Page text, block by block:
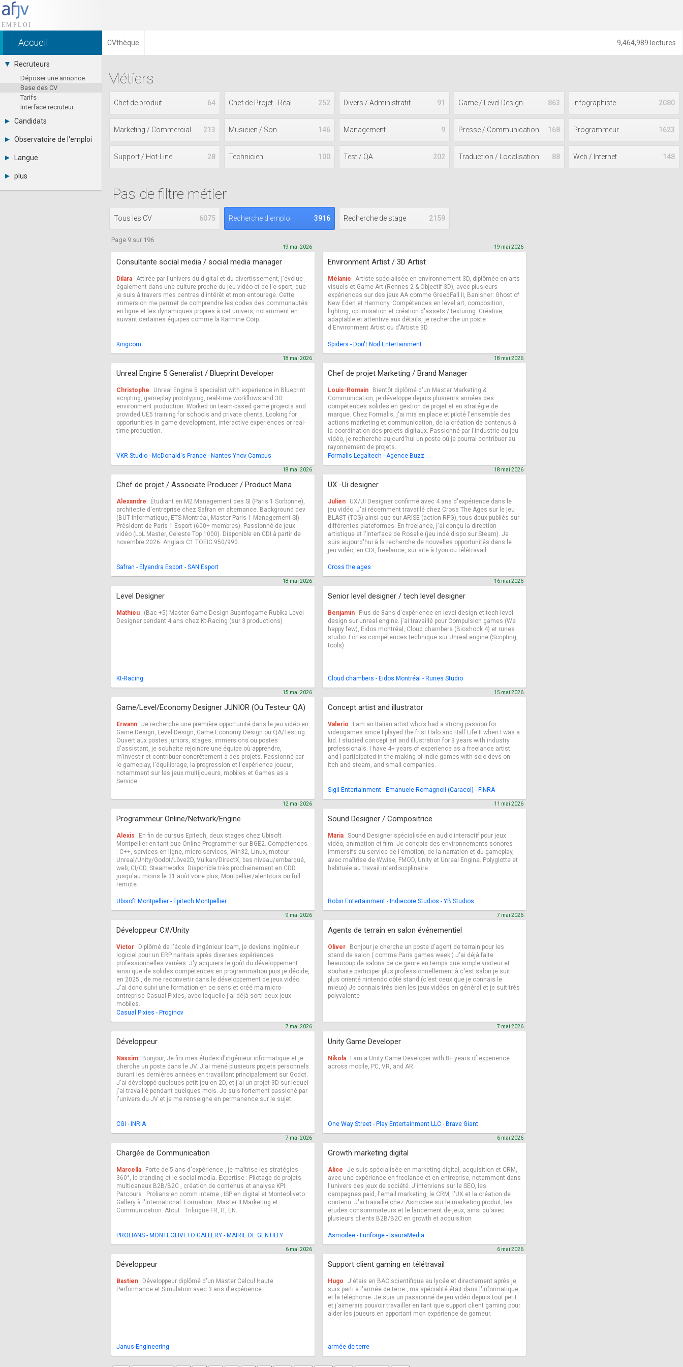
9,464,989 lectures
Accueil CVthèque
Recruteurs
Déposer une annonce
Base des CV
Tarifs
Interface recruteur
Candidats
Consulter les annonces
Connexion
Observatoire de l'emploi
Par métier
Par contrat
Langue
Español
plus
Actualités
Métiers
64
Chef de produit 252
Chef de Projet - Réal. 91
Divers / Administratif 863
Game / Level Design 2080
Infographiste
213
Marketing / Commercial 146
Musicien / Son 9
Management 168
Presse / Communication 1623
Programmeur
28
Support / Hot-Line 100
Technicien 202
Test / QA 88
Traduction / Localisation 148
Web / Internet
Pas de filtre métier
6075
Tous les CV 3916
Recherche d'emploi 2159
Recherche de stage
Page 9 sur 196
Consultante social media / social media manager
19 mai 2026
Dilara Attirée par l'univers du digital et du divertissement, j'évolue
également dans une culture proche du jeu vidéo et de l'e-sport, que
je suis à travers mes centres d'intérêt et mon entourage. Cette
immersion me permet de comprendre les codes des communautés
en ligne et les dynamiques propres à cet univers, notamment en
suivant certaines équipes comme la Karmine Corp.
Kingcom
Environment Artist / 3D Artist
19 mai 2026
Mélanie
Artiste spécialisée en environnement 3D, diplômée en arts
visuels et Game Art (Rennes 2 & Objectif 3D), avec plusieurs
expériences sur des jeux AA comme GreedFall II, Banisher: Ghost of
New Eden et Harmony. Compétences en level art, composition,
lighting, optimisation et création d'assets / texturing. Créative,
adaptable et attentive aux détails, je recherche un poste
d'Environment Artist ou d'Artiste 3D.
Spiders - Don't Nod Entertainment
Unreal Engine 5 Generalist / Blueprint Developer
18 mai 2026
Christophe
Unreal Engine 5 specialist with experience in Blueprint
scripting, gameplay prototyping, real-time workflows and 3D
environment production. Worked on team-based game projects and
provided UE5 training for schools and private clients. Looking for
opportunities in game development, interactive experiences or real-
time production.
VKR Studio - McDonald's France - Nantes Ynov Campus
Chef de projet Marketing / Brand Manager
18 mai 2026
Louis-Romain
Bientôt diplômé d'un Master Marketing &
Communication, je développe depuis plusieurs années des
compétences solides en gestion de projet et en stratégie de
marque. Chez Formalis, j'ai mis en place et piloté l'ensemble des
actions marketing et communication, de la création de contenus à
la coordination des projets digitaux. Passionné par l'industrie du jeu
vidéo, je recherche aujourd'hui un poste où je pourrai contribuer au
rayonnement de projets.
Formalis Legaltech - Agence Buzz
Chef de projet / Associate Producer / Product Mana
18 mai 2026
Alexandre
Étudiant en M2 Management des SI (Paris 1 Sorbonne),
architecte d'entreprise chez Safran en alternance. Background dev
(BUT Informatique, ETS Montréal, Master Paris 1 Management SI).
Président de Paris 1 Esport (600+ membres). Passionné de jeux
vidéo (LoL Master, Celeste Top 1000). Disponible en CDI à partir de
novembre 2026. Anglais C1 TOEIC 950/990.
Safran - Elyandra Esport - SAN Esport
UX -Ui designer
18 mai 2026
Julien
UX/UI Designer confirmé avec 4 ans d'expérience dans le
jeu vidéo. J'ai récemment travaillé chez Cross The Ages sur le jeu
BLAST (TCG) ainsi que sur ARISE (action-RPG), tous deux publiés sur
différentes plateformes. En freelance, j'ai conçu la direction
artistique et l'interface de Rosalie (jeu indé dispo sur Steam). Je
suis aujourd'hui à la recherche de nouvelles opportunités dans le
jeu vidéo, en CDI, freelance, sur site à Lyon ou télétravail.
Cross the ages
Level Designer
18 mai 2026
Mathieu
(Bac +5) Master Game Design Supinfogame Rubika Level
Designer pendant 4 ans chez Kt-Racing (sur 3 productions)
Kt-Racing
Senior level designer / tech level designer
16 mai 2026
Benjamin
Plus de 8ans d'expérience en level design et tech level
design sur unreal engine. j'ai travaillé pour Compulsion games (We
happy few), Eidos montréal, Cloud chambers (Bioshock 4) et runes
studio. Fortes compétences technique sur Unreal engine (Scripting,
tools)
Cloud chambers - Eidos Montréal - Runes Studio
Game/Level/Economy Designer JUNIOR (Ou Testeur QA)
15 mai 2026
Erwann Je recherche une première opportunité dans le jeu vidéo en
Game Design, Level Design, Game Economy Design ou QA/Testing.
Ouvert aux postes juniors, stages, immersions ou postes
d'assistant, je souhaite rejoindre une équipe où apprendre,
m'investir et contribuer concrètement à des projets. Passionné par
le gameplay, l'équilibrage, la progression et l'expérience joueur,
notamment sur les jeux multijoueurs, mobiles et Games as a
Service.
Concept artist and illustrator
15 mai 2026
Valerio
I am an Italian artist who's had a strong passion for
videogames since I played the frist Halo and Half Life II when I was a
kid. I studied concept art and illustration for 3 years with industry
professionals. I have 4+ years of experience as a freelance artist
and I participated in the making of indie games with solo devs on
itch and steam, and small companies.
Sigil Entertainment - Emanuele Romagnoli (Caracol) - FINRA
Programmeur Online/Network/Engine
12 mai 2026
Alexis
En fin de cursus Epitech, deux stages chez Ubisoft
Montpellier en tant que Online Programmer sur BGE2. Compétences
: C++, services en ligne, micro-services, Win32, Linux, moteur
Unreal/Unity/Godot/Löve2D, Vulkan/DirectX, bas niveau/embarqué,
web, CI/CD, Steamworks. Disponible très prochainement en CDD
jusqu'au moins le 31 août voire plus, Montpellier/alentours ou full
remote.
Ubisoft Montpellier - Epitech Montpellier
Sound Designer / Compositrice
11 mai 2026
Maria Sound Designer spécialisée en audio interactif pour jeux
vidéo, animation et film. Je conçois des environnements sonores
immersifs au service de l'émotion, de la narration et du gameplay,
avec maîtrise de Wwise, FMOD, Unity et Unreal Engine. Polyglotte et
habituée au travail interdisciplinaire.
Robin Entertainment - Indiecore Studios - YB Studios
Développeur C#/Unity
9 mai 2026
Victor
Diplômé de l'école d'ingénieur Icam, je deviens ingénieur
logiciel pour un ERP nantais après diverses expériences
professionnelles variées. J'y acquiers le goût du développement
ainsi que de solides compétences en programmation puis je décide,
en 2025 , de me reconvertir dans le développement de jeux vidéo.
J'ai donc suivi une formation en ce sens et créé ma micro-
entreprise Casual Pixies, avec laquelle j'ai déjà sorti deux jeux
mobiles.
Casual Pixies - Proginov
Agents de terrain en salon événementiel
7 mai 2026
Oliver
Bonjour je cherche un poste d'agent de terrain pour les
stand de salon ( comme Paris games week ) J'ai déjà faite
beaucoup de salons de ce genre en temps que simple visiteur et
souhaite participer plus professionnellement à c'est salon je suit
plus orienté nintendo côté stand (c'est ceux que je connais le
mieux) Je connais très bien les jeux vidéos en général et je suit très
polyvalente
Développeur
7 mai 2026
Nassim
Bonjour, Je fini mes études d'ingénieur informatique et je
cherche un poste dans le JV. J'ai mené plusieurs projets personnels
durant les dernières années en travaillant principalement sur Godot.
J'ai développé quelques petit jeu en 2D, et j'ai un projet 3D sur lequel
j'ai travaillé pendant quelques mois. Je suis fortement passioné par
l'univers du JV et je me renseigne en permanence sur le sujet.
CGI - INRIA
Unity Game Developer
7 mai 2026
Nikola
I am a Unity Game Developer with 8+ years of experience
across mobile, PC, VR, and AR.
One Way Street - Play Entertainment LLC - Brave Giant
Chargée de Communication
7 mai 2026
Marcella
Forte de 5 ans d'expérience , je maîtrise les stratégies
360°, le branding et le social media. Expertise : Pilotage de projets
multicanaux B2B/B2C , création de contenus et analyse KPI.
Parcours : Prolians en comm interne , ISP en digital et Monteoliveto
Gallery à l'international. Formation : Master II Marketing et
Communication. Atout : Trilingue FR, IT, EN.
PROLIANS - MONTEOLIVETO GALLERY - MAIRIE DE GENTILLY
Growth marketing digital
6 mai 2026
Alice
Je suis spécialisée en marketing digital, acquisition et CRM,
avec une expérience en freelance et en entreprise, notamment dans
l'univers des jeux de société. J'interviens sur le SEO, les
campagnes paid, l'email marketing, le CRM, l'UX et la création de
contenu. J'ai travaillé chez Asmodee sur le marketing produit, les
études consommateurs et le lancement de jeux, ainsi qu'avec
plusieurs clients B2B/B2C en growth et acquisition
Asmodee - Funforge - IsauraMedia
Développeur
6 mai 2026
Bastien
Développeur diplômé d'un Master Calcul Haute
Performance et Simulation avec 3 ans d'expérience
Janus-Engineering
Support client gaming en télétravail
6 mai 2026
Hugo
J'étais en BAC scientifique au lycée et directement après je
suis parti a l'armée de terre , ma spécialité était dans l'informatique
et la téléphonie. Je suis un passionné de jeu vidéo depuis tout petit
et j'aimerais pouvoir travailler en tant que support client gaming pour
aider les joueurs en apportant mon expérience de gameur.
armée de terre